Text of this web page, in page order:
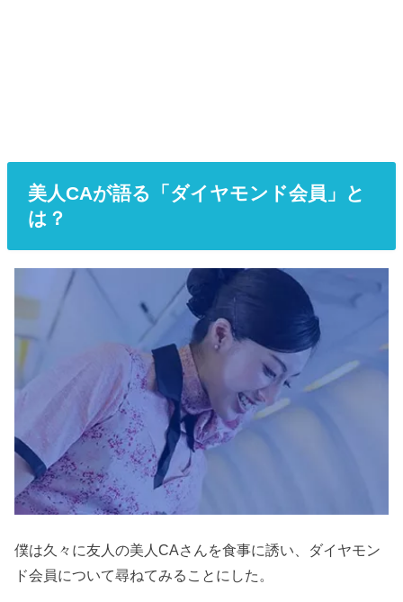
美人CAが語る「ダイヤモンド会員」と
は？
僕は久々に友人の美人CAさんを食事に誘い、ダイヤモン
ド会員について尋ねてみることにした。